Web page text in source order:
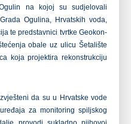
na kojoj su sudjelovali
Grada Ogulina, Hrvatskih voda,
te predstavnici tvrtke Geokon-
obale uz ulicu Šetalište
koja projektira rekonstrukciju
da su u Hrvatske vode
za monitoring spiljskog